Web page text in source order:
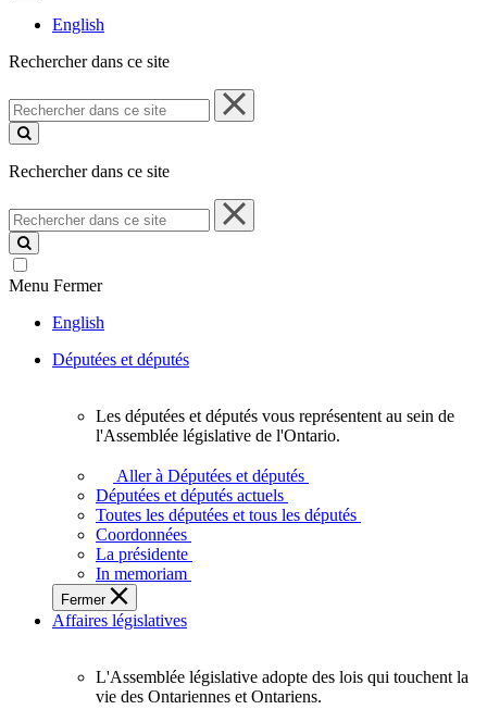
English
Rechercher dans ce site
Rechercher
dans
ce
Rechercher dans ce site
Rechercher
dans
ce
site
Menu Fermer
English
Députées et députés
députés
vous
représentent
sein
de
l'Assemblée
législative
l'Ontario.
Les députées et députés vous représentent au sein de
l'Assemblée législative de l'Ontario.
Aller à Députées et députés
Députées et députés actuels
Toutes les députées et tous les députés
Coordonnées
La présidente
In memoriam
Fermer
Affaires législatives
L'Assemblée
L'Assemblée législative adopte des lois qui touchent la
vie des Ontariennes et Ontariens.